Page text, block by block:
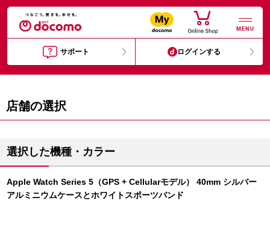
MENU
サポート ログインする
店舗の選択
選択した機種・カラー
Apple Watch Series 5（GPS + Cellularモデル） 40mm シルバー
アルミニウムケースとホワイトスポーツバンド